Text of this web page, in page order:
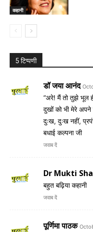
कहानी
5 टिप्पणी
डॉ जया आनंद
“अरे! मैं तो तुझे भूल
दुखों को भी मेरे
दुःख, दुःख नहीं,
बधाई कल्पना जी
जवाब दें
Dr Mukti
बहुत बढ़िया कहानी
जवाब दें
पूर्णिमा पाठक